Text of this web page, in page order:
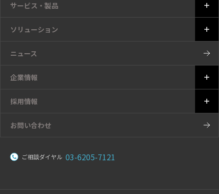
サービス・製品
ソリューション
ニュース
企業情報
採用情報
お問い合わせ
ご相談ダイヤル 03-6205-7121